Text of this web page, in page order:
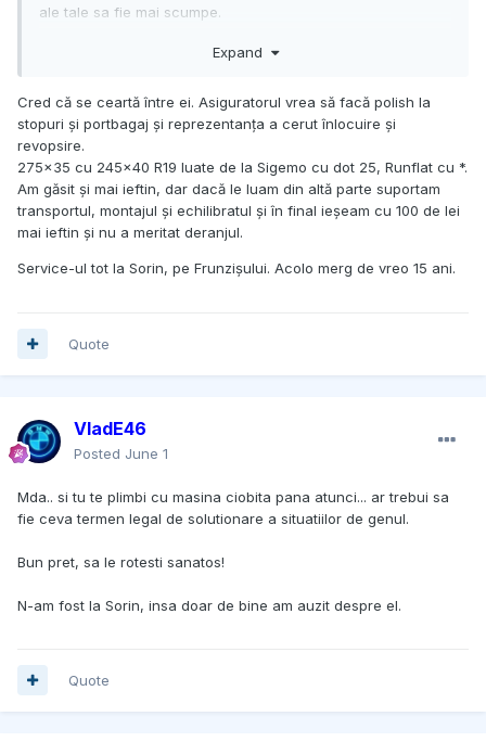
ale tale sa fie mai scumpe.
Expand
Cred că se ceartă între ei. Asiguratorul vrea să facă polish la
stopuri și portbagaj și reprezentanța a cerut înlocuire și
revopsire.
275x35 cu 245x40 R19 luate de la Sigemo cu dot 25, Runflat cu *.
Am găsit și mai ieftin, dar dacă le luam din altă parte suportam
transportul, montajul și echilibratul și în final ieșeam cu 100 de lei
mai ieftin și nu a meritat deranjul.
Service-ul tot la Sorin, pe Frunzișului. Acolo merg de vreo 15 ani.
Quote
VladE46
Posted June 1
Mda.. si tu te plimbi cu masina ciobita pana atunci... ar trebui sa
fie ceva termen legal de solutionare a situatiilor de genul.
Bun pret, sa le rotesti sanatos!
N-am fost la Sorin, insa doar de bine am auzit despre el.
Quote